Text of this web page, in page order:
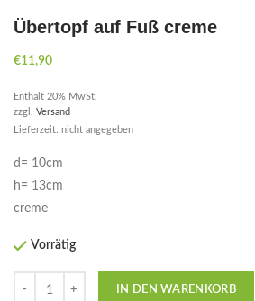
Übertopf auf Fuß creme
€11,90
Enthält 20% MwSt.
zzgl. Versand
Lieferzeit: nicht angegeben
d= 10cm
h= 13cm
creme
Vorrätig
IN DEN WARENKORB